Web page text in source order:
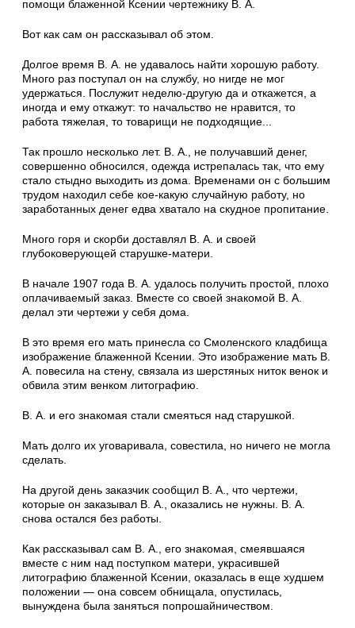
помощи блаженной Ксении чертеж­нику В. А.
Вот как сам он рассказывал об этом.
Долгое время В. А. не удавалось найти хоро­шую работу.
Много раз поступал он на службу, но нигде не мог
удержаться. Послужит неделю-другую да и откажется, а
иногда и ему откажут: то начальство не нравится, то
работа тяжелая, то товарищи не подходящие...
Так прошло несколько лет. В. А., не полу­чавший денег,
совершенно обносился, одежда истрепалась так, что ему
стало стыдно выхо­дить из дома. Временами он с большим
трудом находил себе кое-какую случайную работу, но
заработанных денег едва хватало на скудное пропитание.
Много горя и скорби доставлял В. А. и своей
глубоковерующей старушке-матери.
В начале 1907 года В. А. удалось получить простой, плохо
оплачиваемый заказ. Вместе со своей знакомой В. А.
делал эти чертежи у себя дома.
В это время его мать принесла со Смолен­ского кладбища
изображение блаженной Ксе­нии. Это изображение мать В.
А. повесила на стену, связала из шерстяных ниток венок и
об­вила этим венком литографию.
В. А. и его знакомая стали смеяться над ста­рушкой.
Мать долго их уговаривала, совестила, но ничего не могла
сделать.
На другой день заказчик сообщил В. А., что чертежи,
которые он заказывал В. А., оказались не нужны. В. А.
снова остался без работы.
Как рассказывал сам В. А., его знакомая, смеявшаяся
вместе с ним над поступком ма­тери, украсившей
литографию блаженной Ксе­нии, оказалась в еще худшем
положении — она совсем обнищала, опустилась,
вынуждена была заняться попрошайничеством.